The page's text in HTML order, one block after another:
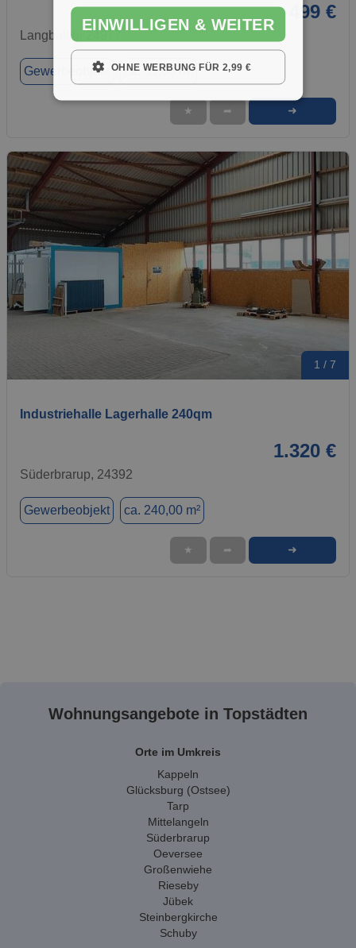
499 €
Langballig, 24977
Gewerbeobjekt ca. 55,00 m²
★ ➦ ➜
1 / 7
Industriehalle Lagerhalle 240qm
1.320 €
Süderbrarup, 24392
Gewerbeobjekt ca. 240,00 m²
★ ➦ ➜
Wohnungsangebote in Topstädten
Orte im Umkreis
Kappeln
Glücksburg (Ostsee)
Tarp
Mittelangeln
Süderbrarup
Oeversee
Großenwiehe
Rieseby
Jübek
Steinbergkirche
Schuby
EINWILLIGEN & WEITER
OHNE WERBUNG FÜR 2,99 €